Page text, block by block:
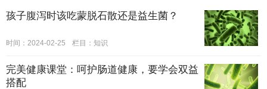
孩子腹泻时该吃蒙脱石散还是益生菌？
时间：2024-02-25 栏目： 知识
完美健康课堂：呵护肠道健康，要学会双益
搭配